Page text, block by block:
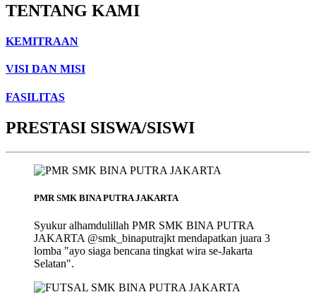
TENTANG KAMI
KEMITRAAN
VISI DAN MISI
FASILITAS
PRESTASI SISWA/SISWI
PMR SMK BINA PUTRA JAKARTA
Syukur alhamdulillah PMR SMK BINA PUTRA
JAKARTA @smk_binaputrajkt mendapatkan juara 3
lomba "ayo siaga bencana tingkat wira se-Jakarta
Selatan".